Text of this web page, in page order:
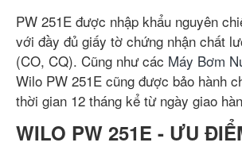
PW 251E được nhập khẩu nguyên
với đầy đủ giấy tờ chứng nhận chất
(CO, CQ). Cũng như các Máy Bơm
Wilo PW 251E cũng được bảo hành
thời gian 12 tháng kể từ ngày giao
WILO PW 251E - ƯU